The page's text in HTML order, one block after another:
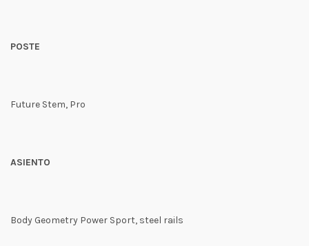
POSTE
Future Stem, Pro
ASIENTO
Body Geometry Power Sport, steel rails